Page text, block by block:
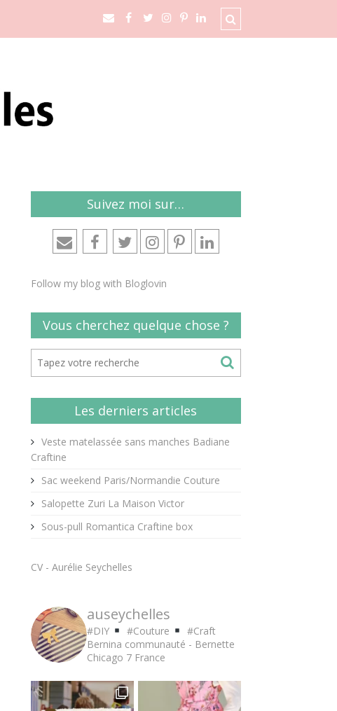
Suivez moi sur…
Follow my blog with Bloglovin
Vous cherchez quelque chose ?
Les derniers articles
Veste matelassée sans manches Badiane
Craftine
Sac weekend Paris/Normandie Couture
Salopette Zuri La Maison Victor
Sous-pull Romantica Craftine box
CV - Aurélie Seychelles
auseychelles
#DIY #Couture
#Craft
Bernina communauté - Bernette
Chicago 7France